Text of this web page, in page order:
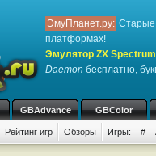
ЭмуПланет.ру: Старые
платформах!
Эмулятор ZX
Daemon бесплатно,
GBAdvance GBColor
Рейтинг игр Обзоры Игры: #